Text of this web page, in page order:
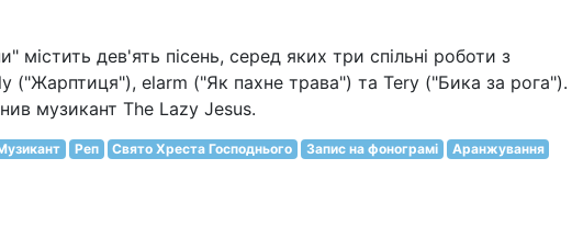
містить дев'ять пісень, серед яких три спільні роботи з
("Жарптиця"), elarm ("Як пахне трава") та Tery ("Бика за рога").
музикант The Lazy Jesus.
Реп Свято Хреста Господнього Запис на фонограмі
Аранжування